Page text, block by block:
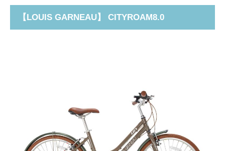
【LOUIS GARNEAU】 CITYROAM8.0